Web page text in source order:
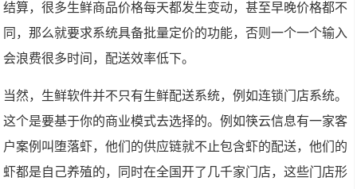
结算，很多生鲜商品价格每天都发生变动，甚至早晚价格都不
同，那么就要求系统具备批量定价的功能，否则一个一个输入
会浪费很多时间，配送效率低下。
当然，生鲜软件并不只有生鲜配送系统，例如连锁门店系统。
这个是要基于你的商业模式去选择的。例如筷云信息有一家客
户案例叫堕落虾，他们的供应链就不止包含虾的配送，他们的
虾都是自己养殖的，同时在全国开了几千家门店，这些门店形